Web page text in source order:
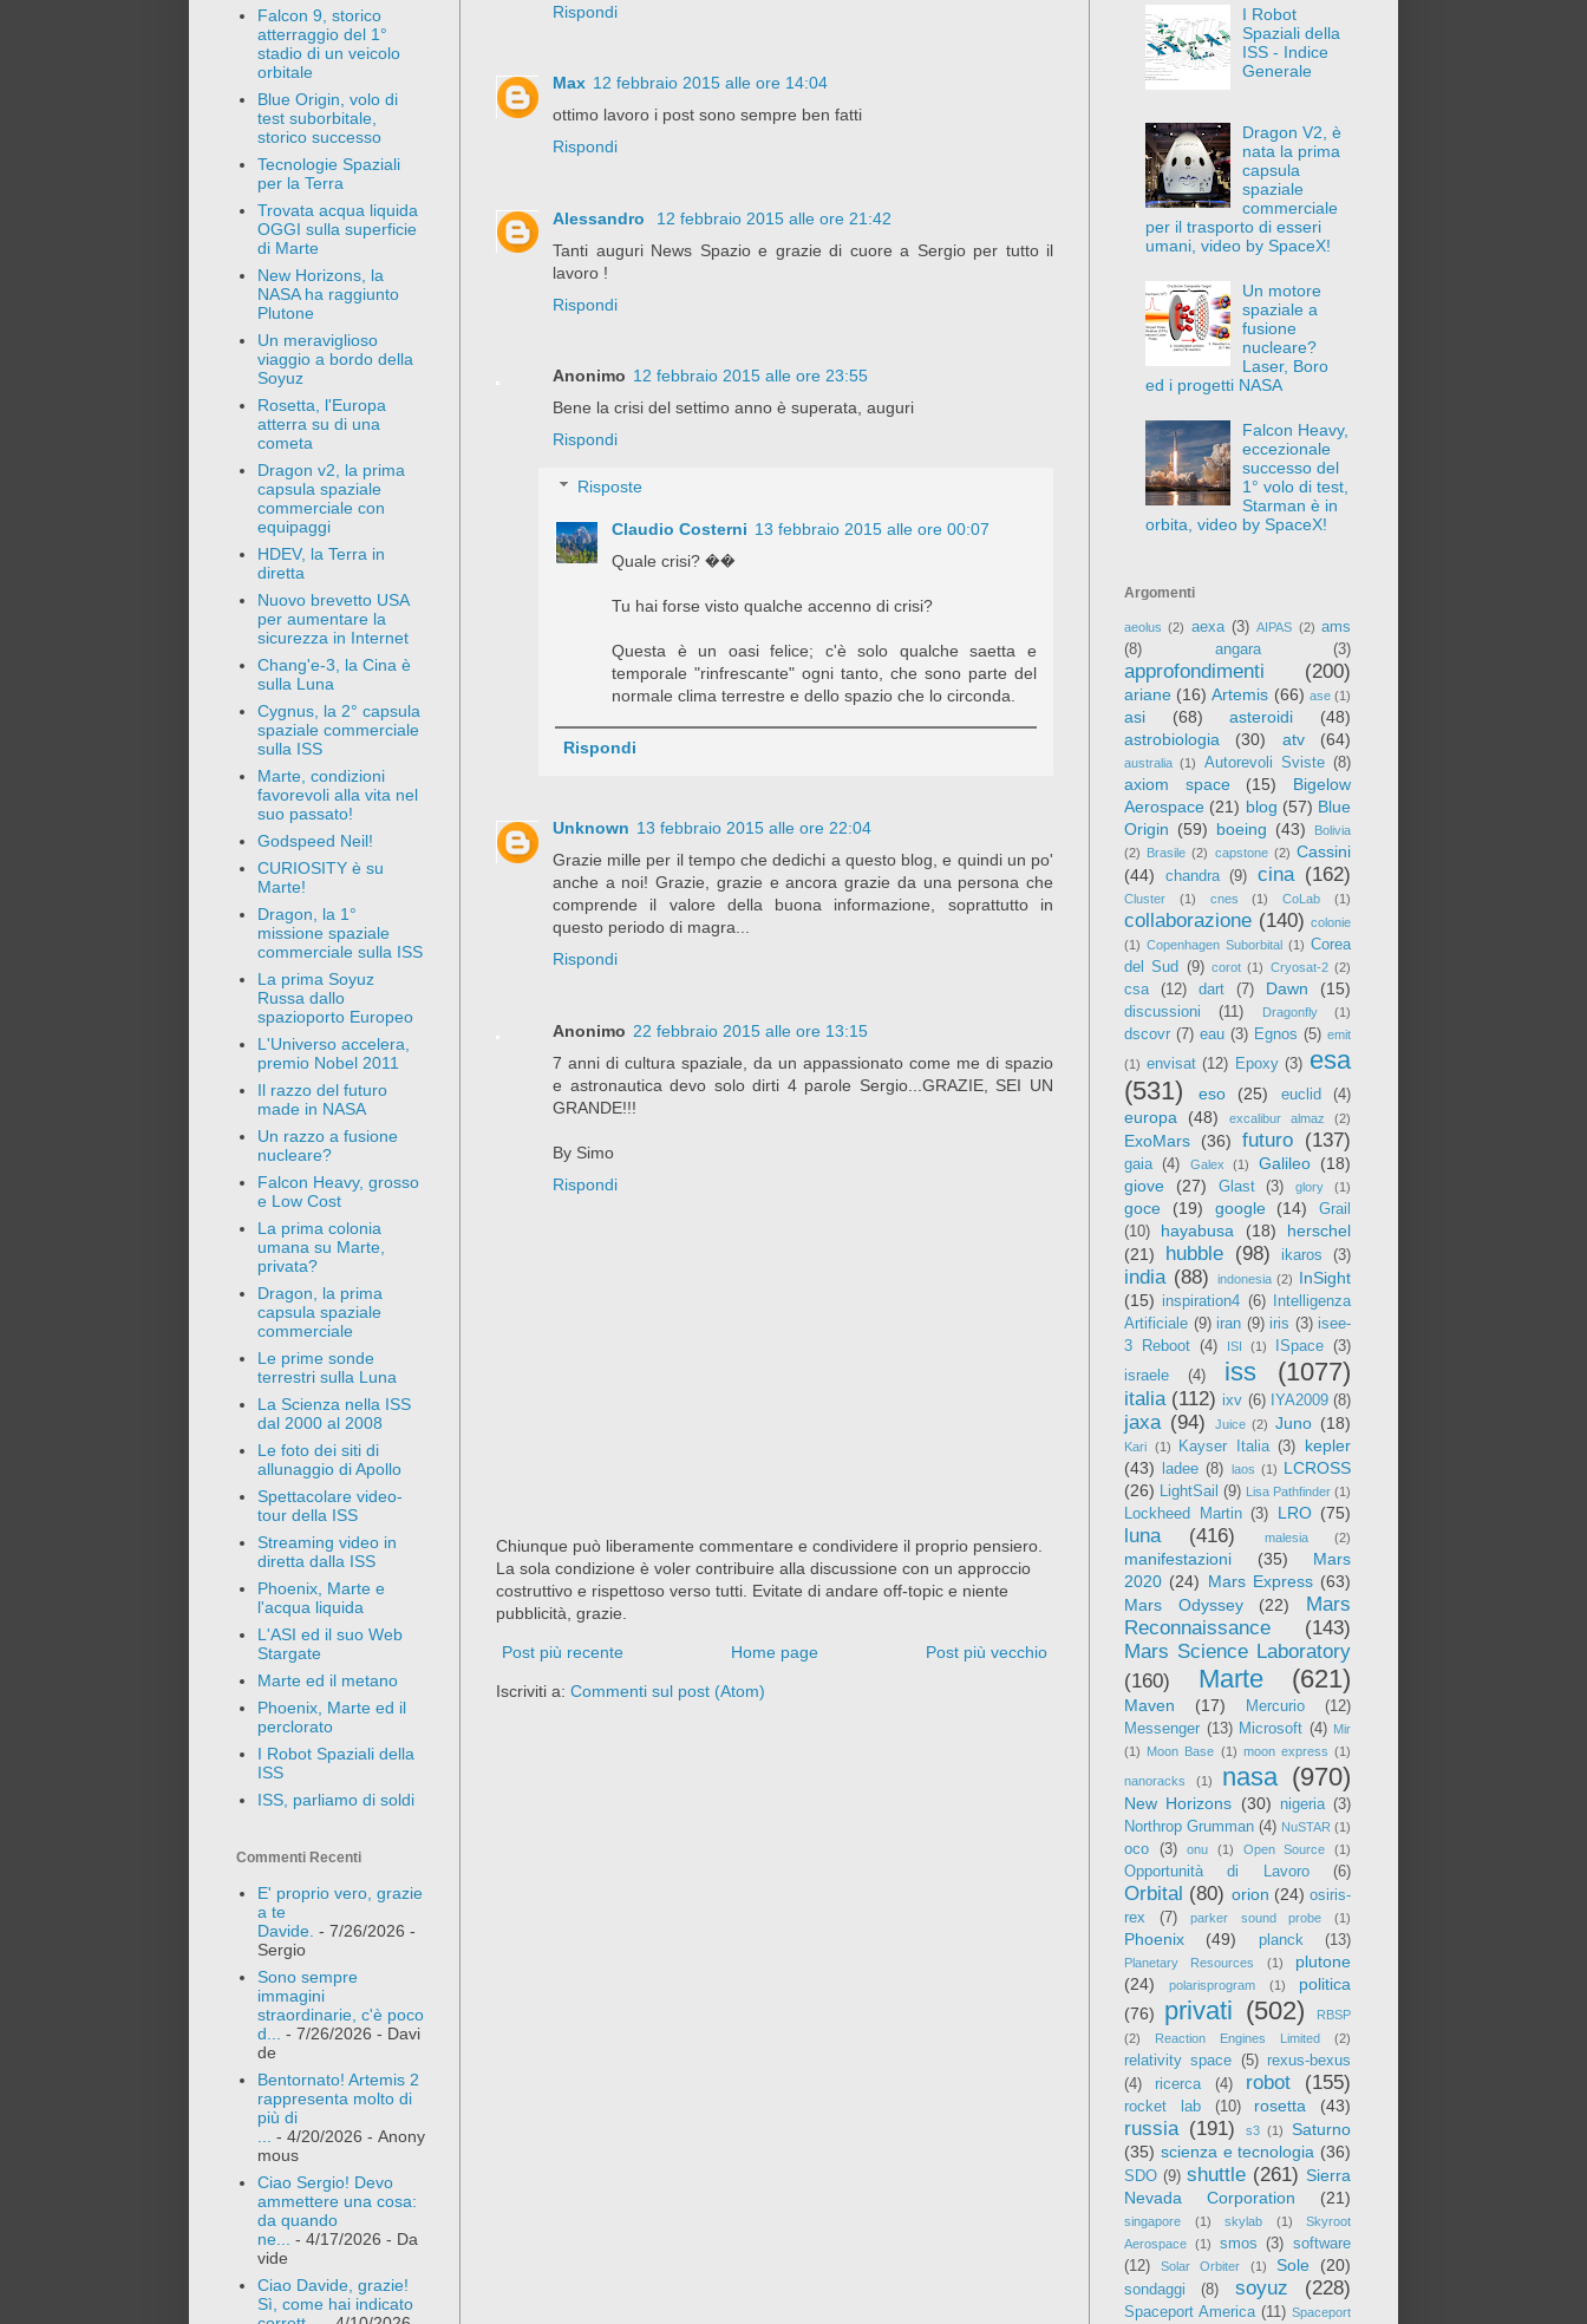
Rispondi
Max 12 febbraio 2015 alle ore 14:04
ottimo lavoro i post sono sempre ben fatti
Rispondi
Alessandro
12 febbraio 2015 alle ore 21:42
Tanti auguri News Spazio e grazie di cuore a Sergio per tutto il
lavoro !
Rispondi
Anonimo 12 febbraio 2015 alle ore 23:55
Bene la crisi del settimo anno è superata, auguri
Rispondi
Risposte
Claudio Costerni 13 febbraio 2015 alle ore 00:07
Quale crisi? ��
Tu hai forse visto qualche accenno di crisi?
Questa è un oasi felice; c'è solo qualche saetta e
temporale "rinfrescante" ogni tanto, che sono parte del
normale clima terrestre e dello spazio che lo circonda.
Rispondi
Unknown 13 febbraio 2015 alle ore 22:04
Grazie mille per il tempo che dedichi a questo blog, e quindi un po'
anche a noi! Grazie, grazie e ancora grazie da una persona che
comprende il valore della buona informazione, soprattutto in
questo periodo di magra...
Rispondi
Anonimo 22 febbraio 2015 alle ore 13:15
7 anni di cultura spaziale, da un appassionato come me di spazio
e astronautica devo solo dirti 4 parole Sergio...GRAZIE, SEI UN
GRANDE!!!
By Simo
Rispondi
Chiunque può liberamente commentare e condividere il proprio pensiero.
La sola condizione è voler contribuire alla discussione con un approccio
costruttivo e rispettoso verso tutti. Evitate di andare off-topic e niente
pubblicità, grazie.
Post più recente Post più vecchio
Home page
Iscriviti a: Commenti sul post (Atom)
Falcon 9, storico
atterraggio del 1°
stadio di un veicolo
orbitale
Blue Origin, volo di
test suborbitale,
storico successo
Tecnologie Spaziali
per la Terra
Trovata acqua liquida
OGGI sulla superficie
di Marte
New Horizons, la
NASA ha raggiunto
Plutone
Un meraviglioso
viaggio a bordo della
Soyuz
Rosetta, l'Europa
atterra su di una
cometa
Dragon v2, la prima
capsula spaziale
commerciale con
equipaggi
HDEV, la Terra in
diretta
Nuovo brevetto USA
per aumentare la
sicurezza in Internet
Chang'e-3, la Cina è
sulla Luna
Cygnus, la 2° capsula
spaziale commerciale
sulla ISS
Marte, condizioni
favorevoli alla vita nel
suo passato!
Godspeed Neil!
CURIOSITY è su
Marte!
Dragon, la 1°
missione spaziale
commerciale sulla ISS
La prima Soyuz
Russa dallo
spazioporto Europeo
L'Universo accelera,
premio Nobel 2011
Il razzo del futuro
made in NASA
Un razzo a fusione
nucleare?
Falcon Heavy, grosso
e Low Cost
La prima colonia
umana su Marte,
privata?
Dragon, la prima
capsula spaziale
commerciale
Le prime sonde
terrestri sulla Luna
La Scienza nella ISS
dal 2000 al 2008
Le foto dei siti di
allunaggio di Apollo
Spettacolare video-
tour della ISS
Streaming video in
diretta dalla ISS
Phoenix, Marte e
l'acqua liquida
L'ASI ed il suo Web
Stargate
Marte ed il metano
Phoenix, Marte ed il
perclorato
I Robot Spaziali della
ISS
ISS, parliamo di soldi
Commenti Recenti
E' proprio vero, grazie
a te
Davide. - 7/26/2026 -
Sergio
Sono sempre
immagini
straordinarie, c'è poco
d... - 7/26/2026 - Davi
de
Bentornato! Artemis 2
rappresenta molto di
più di
... - 4/20/2026 - Anony
mous
Ciao Sergio! Devo
ammettere una cosa:
da quando
ne... - 4/17/2026 - Da
vide
Ciao Davide, grazie!
Sì, come hai indicato
I Robot
Spaziali della
ISS - Indice
Generale
Dragon V2, è
nata la prima
capsula
spaziale
commerciale
per il trasporto di esseri
umani, video by SpaceX!
Un motore
spaziale a
fusione
nucleare?
Laser, Boro
ed i progetti NASA
Falcon Heavy,
eccezionale
successo del
1° volo di test,
Starman è in
orbita, video by SpaceX!
Argomenti
aeolus (2) aexa (3) AIPAS (2) ams
(8)
angara (3)
approfondimenti (200)
ariane (16) Artemis (66) ase (1)
asi (68) asteroidi
(48)
astrobiologia
(30) atv (64)
australia (1) Autorevoli Sviste (8)
axiom space (15)
Bigelow
Aerospace (21) blog (57) Blue
Origin (59) boeing (43)
Bolivia
(2) Brasile (2) capstone (2) Cassini
(44)
chandra (9) cina (162)
Cluster (1) cnes (1) CoLab (1)
collaborazione (140) colonie
(1) Copenhagen Suborbital (1) Corea
del Sud (9) corot (1) Cryosat-2 (2)
csa (12) dart (7) Dawn (15)
discussioni (11) Dragonfly (1)
dscovr (7) eau (3) Egnos (5) emit
(1) envisat (12) Epoxy (3) esa
(531)
eso (25) euclid (4)
europa (48) excalibur almaz (2)
ExoMars (36) futuro (137)
gaia (4) Galex (1) Galileo (18)
giove
(27) Glast (3) glory (1)
goce (19) google (14)
Grail
(10)
hayabusa (18)
herschel
(21)
hubble (98) ikaros (3)
india (88) indonesia (2) InSight
(15) inspiration4 (6)
Intelligenza
Artificiale (9) iran (9) iris (3) isee-
3 Reboot (4) ISI (1) ISpace (3)
israele
(4) iss (1077)
italia (112) ixv (6) IYA2009 (8)
jaxa (94) Juice (2) Juno (18)
Kari (1) Kayser Italia (3)
kepler
(43)
ladee (8) laos (1) LCROSS
(26) LightSail (9) Lisa Pathfinder (1)
Lockheed Martin (3) LRO (75)
luna (416) malesia (2)
manifestazioni (35)
Mars
2020 (24) Mars Express (63)
Mars Odyssey
(22)
Mars
Reconnaissance
(143)
Mars Science Laboratory
(160)
Marte (621)
Maven (17) Mercurio
(12)
Messenger (13) Microsoft (4) Mir
(1) Moon Base (1) moon express (1)
nanoracks (1) nasa (970)
New Horizons (30) nigeria (3)
Northrop Grumman (4) NuSTAR (1)
oco (3) onu (1) Open Source (1)
Opportunità di Lavoro (6)
Orbital (80) orion (24) osiris-
rex
(7) parker sound probe (1)
Phoenix (49) planck (13)
Planetary Resources (1)
plutone
(24)
polarisprogram (1)
politica
(76)
privati (502)
RBSP
(2)
Reaction Engines Limited (2)
relativity space (5) rexus-bexus
(4)
ricerca (4) robot (155)
rocket lab (10) rosetta (43)
russia (191) s3 (1)
Saturno
(35) scienza e tecnologia (36)
SDO (9) shuttle (261) Sierra
Nevada Corporation
(21)
singapore (1) skylab (1)
Skyroot
Aerospace (1) smos (3) software
(12)
Solar Orbiter (1) Sole (20)
sondaggi (8) soyuz (228)
Spaceport America (11) Spaceport